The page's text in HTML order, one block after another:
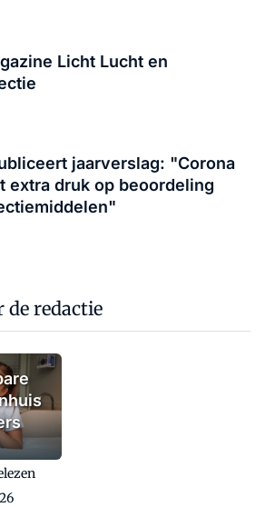
Licht Lucht en
jaarverslag: "Corona
extra druk op beoordeling
redactie